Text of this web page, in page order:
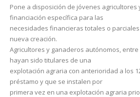
Pone a disposición de jóvenes
financiación específica para las
necesidades financieras totales o
nueva creación.
Agricultores y ganaderos autónomos,
hayan sido titulares de una
explotación agraria con anterioridad a los
préstamo y que se instalen por
primera vez en una explotación agraria